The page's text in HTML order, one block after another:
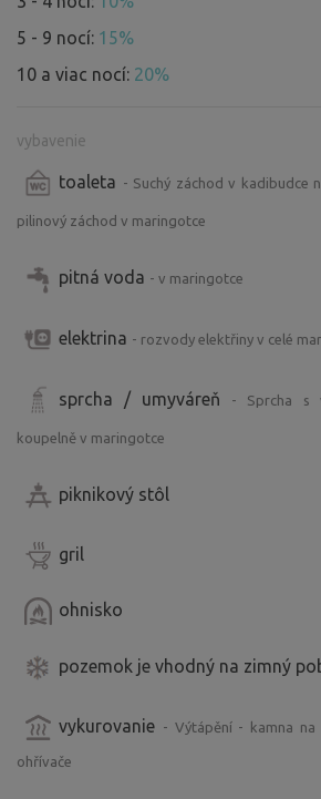
5 - 9 nocí: 15%
10 a viac nocí: 20%
vybavenie
toaleta - Suchý záchod v kadibudce
pilinový záchod v maringotce
pitná voda - v maringotce
elektrina - rozvody elektřiny v celé
sprcha / umyváreň - Sprcha s
koupelně v maringotce
piknikový stôl
gril
ohnisko
pozemok je vhodný na zimný
vykurovanie - Výtápění - kamna
ohřívače